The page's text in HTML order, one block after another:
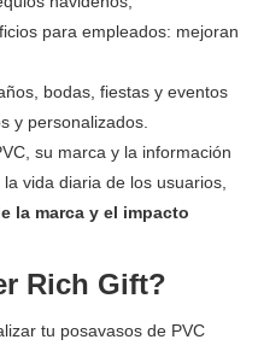
para empleados: mejoran
bodas, fiestas y eventos
y personalizados.
su marca y la información
vida diaria de los usuarios,
la marca y el impacto
Rich Gift?
tu posavasos de PVC